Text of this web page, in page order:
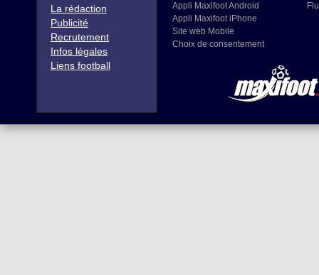
La rédaction
Publicité
Recrutement
Infos légales
Liens football
Appli Maxifoot Android
Appli Maxifoot iPhone
Site web Mobile
Choix de consentement